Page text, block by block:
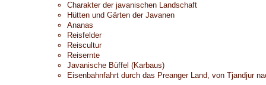
Charakter der javanischen Landschaft
Hütten und Gärten der Javanen
Ananas
Reisfelder
Reiscultur
Reisernte
Javanische Büffel (Karbaus)
Eisenbahnfahrt durch das Preanger Land, von Tjandjur